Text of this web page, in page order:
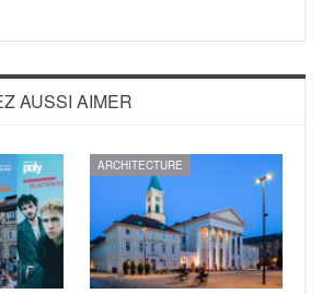
AUSSI AIMER
ARCHITECTURE